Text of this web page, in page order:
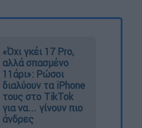
«Όχι γκέι 17 Pro,
αλλά σπασμένο
11άρι»: Ρώσοι
διαλύουν τα iPhone
τους στο TikTok
για να... γίνουν πιο
άνδρες